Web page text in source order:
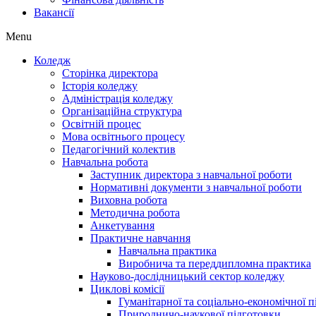
Вакансії
Menu
Коледж
Сторінка директора
Історія коледжу
Адміністрація коледжу
Організаційна структура
Освітній процес
Мова освітнього процесу
Педагогічний колектив
Навчальна робота
Заступник директора з навчальної роботи
Нормативні документи з навчальної роботи
Виховна робота
Методична робота
Анкетування
Практичне навчання
Навчальна практика
Виробнича та переддипломна практика
Науково-дослідницький сектор коледжу
Циклові комісії
Гуманітарної та соціально-економічної